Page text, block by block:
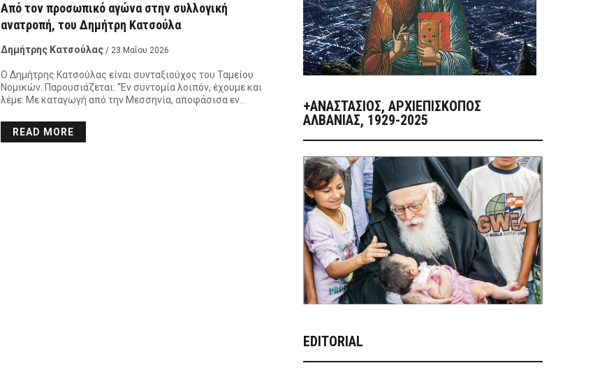
Από τον προσωπικό αγώνα στην συλλογική
ανατροπή, του Δημήτρη Κατσούλα
Δημήτρης Κατσούλας / 23 Μαΐου 2026
Ο Δημήτρης Κατσούλας είναι συνταξιούχος του Ταμείου
Νομικών. Παρουσιάζεται: “Εν συντομία λοιπόν, έχουμε και
λέμε: Με καταγωγή από την Μεσσηνία, αποφάσισα εν…
READ MORE
+ΑΝΑΣΤΆΣΙΟΣ, ΑΡΧΙΕΠΊΣΚΟΠΟΣ
ΑΛΒΑΝΊΑΣ, 1929-2025
EDITORIAL